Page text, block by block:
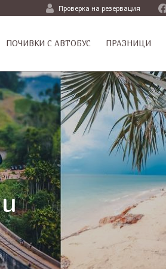
Проверка на резервация
ПОЧИВКИ С АВТОБУС ПРАЗНИЦИ